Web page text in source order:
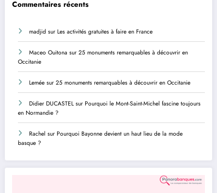
Commentaires récents
madjid sur Les activités gratuites à faire en France
Maceo Ouitona sur 25 monuments remarquables à découvrir en
Occitanie
Lemée sur 25 monuments remarquables à découvrir en Occitanie
Didier DUCASTELsur Pourquoi le Mont-Saint-Michel fascine toujours
en Normandie ?
Rachel sur Pourquoi Bayonne devient un haut lieu de la mode
basque ?